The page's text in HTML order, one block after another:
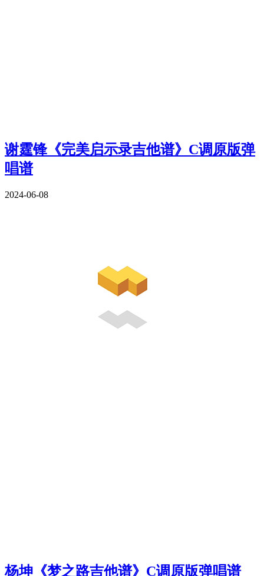
谢霆锋《完美启示录吉他谱》C调原版弹
唱谱
2024-06-08
杨坤《梦之路吉他谱》C调原版弹唱谱